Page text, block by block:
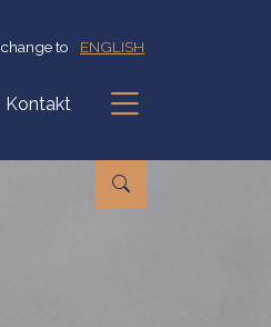
change to ENGLISH
Kontakt
Podmenu